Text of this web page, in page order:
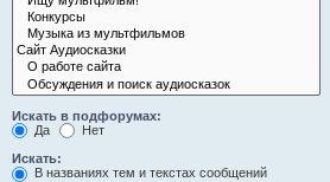
Искать в подфорумах:
Да
Нет
Искать:
В названиях тем и текстах сообщений